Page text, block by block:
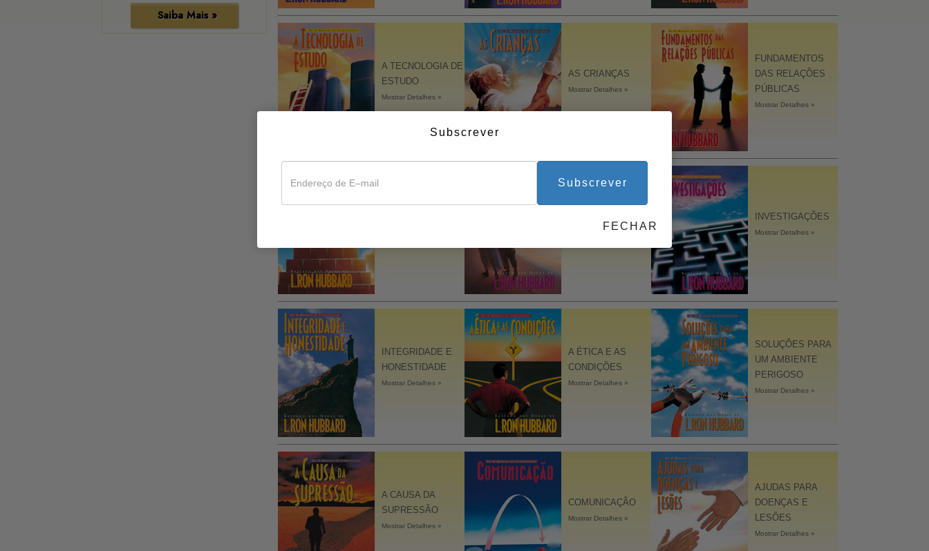
A TECNOLOGIA DE
ESTUDO
Mostrar Detalhes »
AS CRIANÇAS
Mostrar Detalhes »
FUNDAMENTOS
DAS RELAÇÕES
PÚBLICAS
Mostrar Detalhes »
BÁSICOS DE
Mostrar Detalhes »
INVESTIGAÇÕES
Mostrar Detalhes »
INTEGRIDADE E
HONESTIDADE
Mostrar Detalhes »
A ÉTICA E AS
CONDIÇÕES
Mostrar Detalhes »
SOLUÇÕES PARA
UM AMBIENTE
PERIGOSO
Mostrar Detalhes »
A CAUSA DA
SUPRESSÃO
Mostrar Detalhes »
COMUNICAÇÃO
Mostrar Detalhes »
AJUDAS PARA
DOENÇAS E
LESÕES
Mostrar Detalhes »
Saiba Mais »
Subscrever
Subscrever
FECHAR